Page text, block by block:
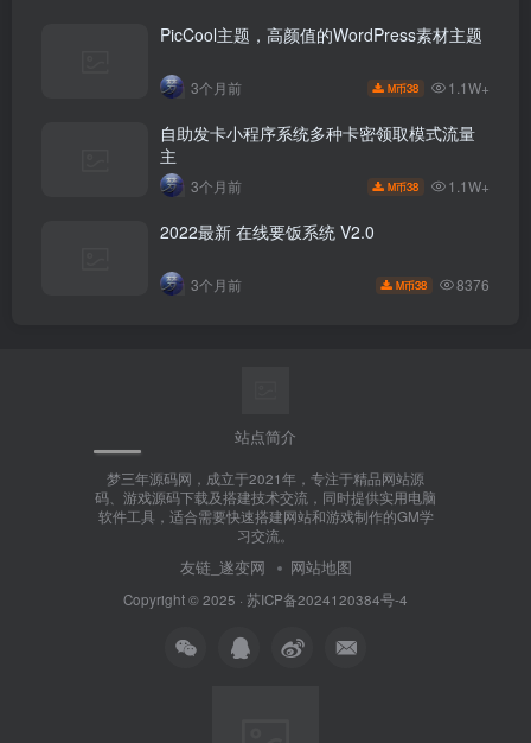
PicCool主题，高颜值的WordPress素材主题
3个月前 M币38 1.1W+
自助发卡小程序系统多种卡密领取模式流量
主
3个月前 M币38 1.1W+
2022最新 在线要饭系统 V2.0
3个月前 M币38 8376
站点简介
梦三年源码网，成立于2021年，专注于精品网站源
码、游戏源码下载及搭建技术交流，同时提供实用电脑
软件工具，适合需要快速搭建网站和游戏制作的GM学
习交流。
友链_遂变网 网站地图
Copyright © 2025 · 苏ICP备2024120384号-4